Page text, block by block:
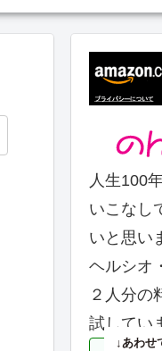
人生100
いこなし
いと思い
ヘルシオ
２人分の
試してい